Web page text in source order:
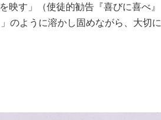
映す」（使徒的勧告『喜びに喜べ』
のように溶かし固めながら、大切に